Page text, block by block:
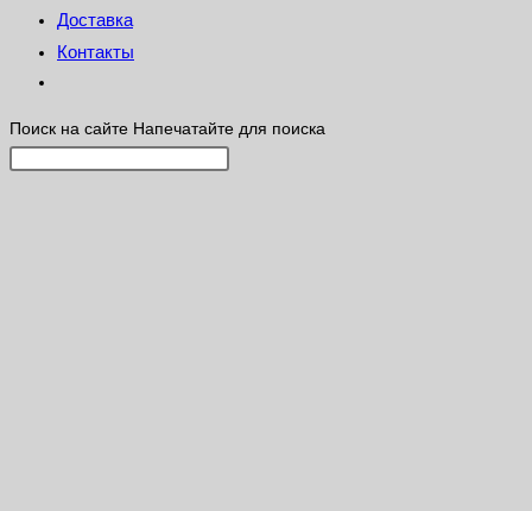
Доставка
Контакты
Поиск на сайте Напечатайте для поиска